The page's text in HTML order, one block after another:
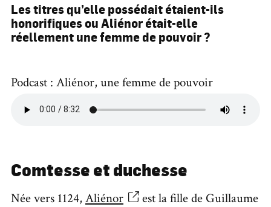
Les titres qu’elle possédait étaient-ils
honorifiques ou Aliénor était-elle
réellement une femme de pouvoir ?
Podcast : Aliénor, une femme de pouvoir
Audio file
Comtesse et duchesse
Née vers 1124, Aliénor
est la fille de Guillaume